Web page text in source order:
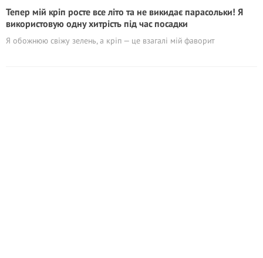
Тепер мій кріп росте все літо та не викидає парасольки! Я
використовую одну хитрість під час посадки
Я обожнюю свіжу зелень, а кріп — це взагалі мій фаворит